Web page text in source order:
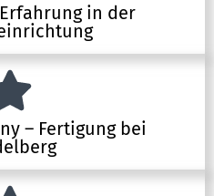
in der
– Fertigung bei